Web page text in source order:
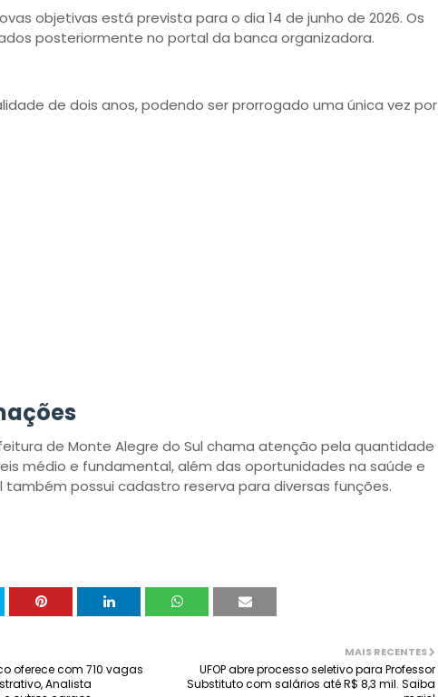
objetivas está prevista para o dia 14 de junho de 2026. Os
posteriormente no portal da banca organizadora.
de dois anos, podendo ser prorrogado uma única vez por
de Monte Alegre do Sul chama atenção pela quantidade
médio e fundamental, além das oportunidades na saúde e
também possui cadastro reserva para diversas funções.
MAIS RECENTES
UFOP abre processo seletivo para Professor
Substituto com salários até R$ 8,3 mil. Saiba
oferece com 710 vagas
Analista